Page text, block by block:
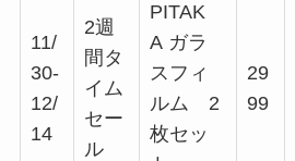
11/
30-
12/
14
2週
間タ
イム
セー
ル
PITAK
A ガラ
スフィ
ルム 2
枚セッ
29
99